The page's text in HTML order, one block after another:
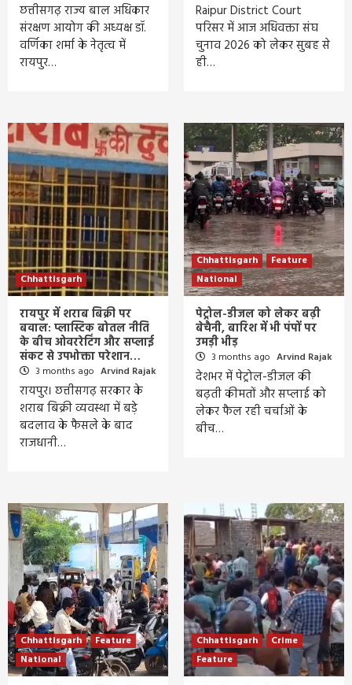
छत्तीसगढ़ राज्य बाल अधिकार
संरक्षण आयोग की अध्यक्ष डॉ.
वर्णिका शर्मा के नेतृत्व में
रायपुर…
Raipur District Court
परिसर में आज अधिवक्ता संघ
चुनाव 2026 को लेकर सुबह से
ही…
Chhattisgarh
रायपुर में शराब बिक्री पर
बवाल: प्लास्टिक बोतल नीति
के बीच ओवररेटिंग और सप्लाई
संकट से उपभोक्ता परेशान…
3 months ago Arvind Rajak
रायपुर। छत्तीसगढ़ सरकार के
शराब बिक्री व्यवस्था में बड़े
बदलाव के फैसले के बाद
राजधानी…
Chhattisgarh
Feature
National
पेट्रोल-डीजल को लेकर बढ़ी
बेचैनी, बारिश में भी पंपों पर
उमड़ी भीड़
3 months ago Arvind Rajak
देशभर में पेट्रोल-डीजल की
बढ़ती कीमतों और सप्लाई को
लेकर फैल रही चर्चाओं के
बीच…
Chhattisgarh
Feature
National
Chhattisgarh
Crime
Feature